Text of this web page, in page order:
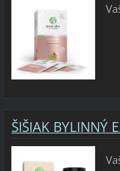
ŠIŠIAK BYLINNÝ